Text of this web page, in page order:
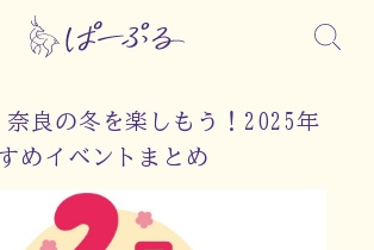
奈良の冬を楽しもう！2025年
めイベントまとめ